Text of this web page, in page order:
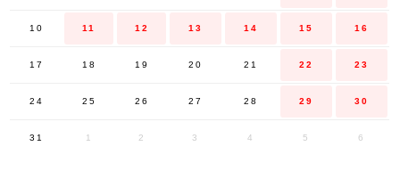
10 11 12 13 14 15 16
17 18 19 20 21 22 23
24 25 26 27 28 29 30
31 1 2 3 4 5 6